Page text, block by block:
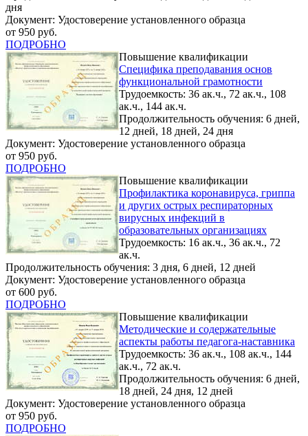
дня
Документ: Удостоверение установленного образца
от 950 руб.
ПОДРОБНО
Повышение квалификации
Специфика преподавания основ
функциональной грамотности
Трудоемкость: 36 ак.ч., 72 ак.ч., 108
ак.ч., 144 ак.ч.
Продолжительность обучения: 6 дней,
12 дней, 18 дней, 24 дня
Документ: Удостоверение установленного образца
от 950 руб.
ПОДРОБНО
Повышение квалификации
Профилактика коронавируса, гриппа
и других острых респираторных
вирусных инфекций в
образовательных организациях
Трудоемкость: 16 ак.ч., 36 ак.ч., 72
ак.ч.
Продолжительность обучения: 3 дня, 6 дней, 12 дней
Документ: Удостоверение установленного образца
от 600 руб.
ПОДРОБНО
Повышение квалификации
Методические и содержательные
аспекты работы педагога-наставника
Трудоемкость: 36 ак.ч., 108 ак.ч., 144
ак.ч., 72 ак.ч.
Продолжительность обучения: 6 дней,
18 дней, 24 дня, 12 дней
Документ: Удостоверение установленного образца
от 950 руб.
ПОДРОБНО